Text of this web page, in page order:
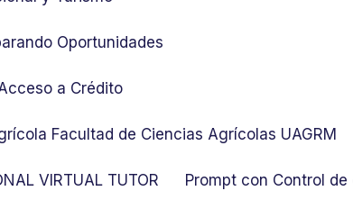
Oportunidades
a Crédito
Facultad de Ciencias Agrícolas UAGRM
VIRTUAL TUTOR Prompt con Control